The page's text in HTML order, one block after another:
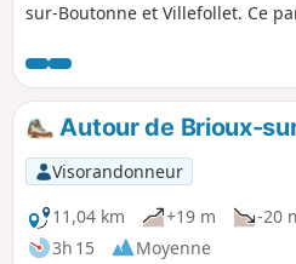
sur-Boutonne et Villefollet. Ce
Autour de Brioux-
Visorandonneur
11,04 km
+19 m
-20
3h 15
Moyenne